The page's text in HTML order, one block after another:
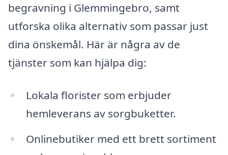
begravning i Glemmingebro, samt
utforska olika alternativ som passar just
dina önskemål. Här är några av de
tjänster som kan hjälpa dig:
Lokala florister som erbjuder
hemleverans av sorgbuketter.
Onlinebutiker med ett brett sortiment